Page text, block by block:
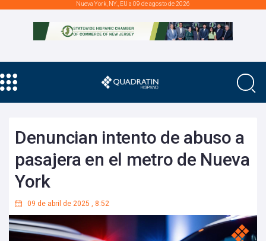
Nueva York, NY., EU a 09 de agosto de 2026
Denuncian intento de abuso a
pasajera en el metro de Nueva
York
09 de abril de 2025 , 8:52